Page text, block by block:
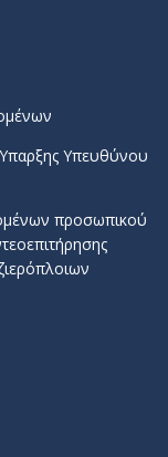
Υπευθύνου
προσωπικού